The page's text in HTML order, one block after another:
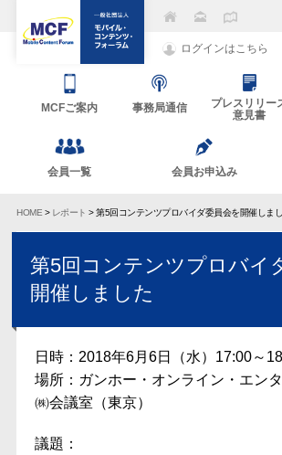
ログインはこちら
MCFご案内 事務局通信
プレスリリー
意見書
会員一覧 会員お申込み
HOME > レポート > 第5回コンテンツプロバイダ委員会を開催しま
第5回コンテンツプロバイ
開催しました
日時：2018年6月6日（水）17:00～
場所：ガンホー・オンライン・エン
㈱会議室（東京）
議題：